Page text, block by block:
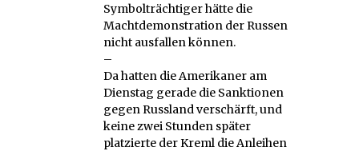
Symbolträchtiger hätte die
Machtdemonstration der Russen
nicht ausfallen können.
–
Da hatten die Amerikaner am
Dienstag gerade die Sanktionen
gegen Russland verschärft, und
keine zwei Stunden später
platzierte der Kreml die Anleihen